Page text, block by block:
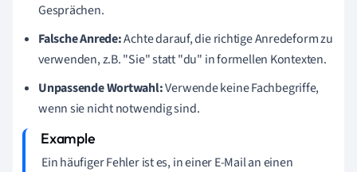
Gesprächen.
Falsche Anrede:Achte darauf, die richtige Anredeform zu
verwenden, z.B. "Sie" statt "du" in formellen Kontexten.
Unpassende Wortwahl:Verwende keine Fachbegriffe,
wenn sie nicht notwendig sind.
Ein häufiger Fehler ist es, in einer E-Mail an einen